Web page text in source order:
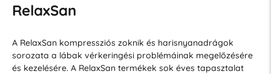
RelaxSan
A RelaxSan kompressziós zoknik és harisnyanadrágok
sorozata a lábak vérkeringési problémáinak megelőzésére
és kezelésére. A RelaxSan termékek sok éves tapasztalat